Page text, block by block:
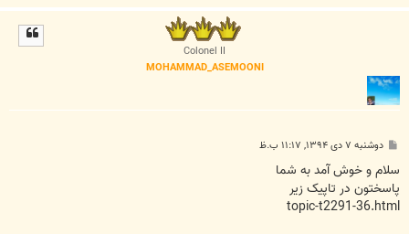
Colonel II
MOHAMMAD_ASEMOONI
ت
دوشنبه ۷ دی ۱۳۹۴, ۱۱:۱۷ ب.ظ
سلام و خوش آمد به شما
پاسختون در تاپیک زیر
topic-t2291-36.html